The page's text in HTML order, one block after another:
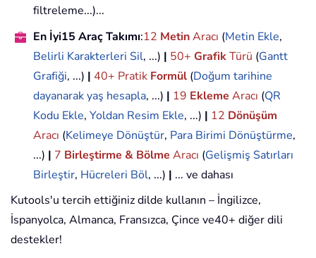
filtreleme...)...
En İyi15 Araç Takımı:12 MetinAracı (Metin Ekle,
Belirli Karakterleri Sil, ...) | 50+ GrafikTürü (Gantt
Grafiği, ...) | 40+ Pratik Formül (Doğum tarihine
dayanarak yaş hesapla, ...) | 19 Ekleme Aracı (QR
Kodu Ekle, Yoldan Resim Ekle, ...) | 12 Dönüşüm
Aracı (Kelimeye Dönüştür, Para Birimi Dönüştürme,
...) | 7 Birleştirme & Bölme Aracı (Gelişmiş Satırları
Birleştir, Hücreleri Böl, ...) | ... ve dahası
Kutools'u tercih ettiğiniz dilde kullanın – İngilizce,
İspanyolca, Almanca, Fransızca, Çince ve40+ diğer dili
destekler!